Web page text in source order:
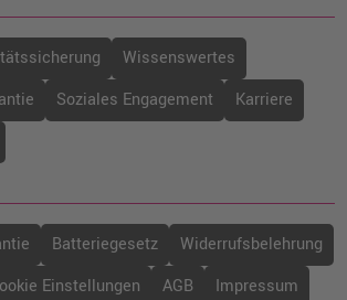
Toner ersetzt Brother TN-
· Schwarz
o. MwSt.37,81 €
€
inkl. MwSt.zzgl. Versand
shopping_cart
· Schwarz
MwSt.57,13 €
€
inkl. MwSt.
shopping_cart
Wissenswertes
Soziales Engagement
Karriere
Batteriegesetz
Widerrufsbelehrung
Einstellungen AGB Impressum